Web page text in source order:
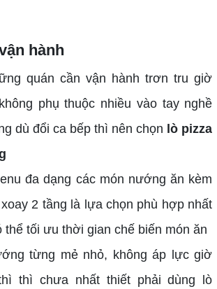
hành
quán cần vận hành trơn tru giờ
phụ thuộc nhiều vào tay nghề
dù đổi ca bếp thì nên chọn lò pizza
đa dạng các món nướng ăn kèm
2 tầng là lựa chọn phù hợp nhất
thể tối ưu thời gian chế biến món ăn
từng mẻ nhỏ, không áp lực giờ
thì chưa nhất thiết phải dùng lò